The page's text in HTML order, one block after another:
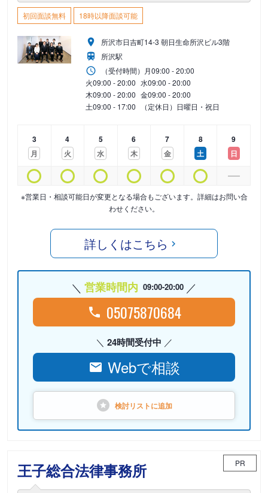
初回面談無料 18時以降面談可能
所沢市日吉町14-3 朝日生命所沢ビル3階
所沢駅
（受付時間） 月09:00 - 20:00
火09:00 - 20:00 水09:00 - 20:00
木09:00 - 20:00 金09:00 - 20:00
土09:00 - 17:00 （定休日）日曜日・祝日
3
月
4
火
5
水
6
木
7
金
8
土
9
日
※営業日・相談可能日が変更となる場合もございます。詳細はお問い合
わせください。
詳しくはこちら
営業時間内 09:00-20:00
05075870684
24時間受付中
Webで相談
検討リストに追加
王子総合法律事務所 PR